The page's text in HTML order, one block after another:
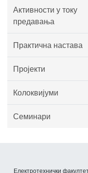
Активности у току
предавања
Практична настава
Пројекти
Колоквијуми
Семинари
Електротехнички